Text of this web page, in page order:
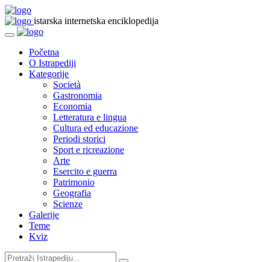
istarska internetska enciklopedija
Početna
O Istrapediji
Kategorije
Società
Gastronomia
Economia
Letteratura e lingua
Cultura ed educazione
Periodi storici
Sport e ricreazione
Arte
Esercito e guerra
Patrimonio
Geografia
Scienze
Galerije
Teme
Kviz